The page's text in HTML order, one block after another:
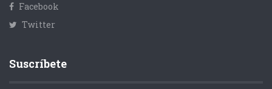
Facebook
Twitter
Suscríbete